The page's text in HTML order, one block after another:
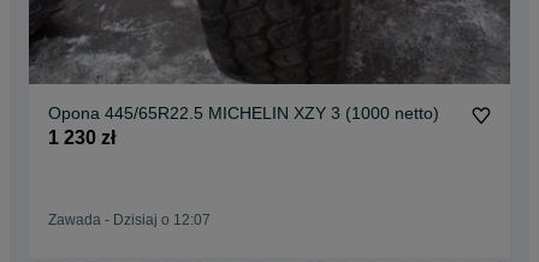
Opona 445/65R22.5 MICHELIN XZY 3 (1000 netto)
1 230 zł
Zawada - Dzisiaj o 12:07